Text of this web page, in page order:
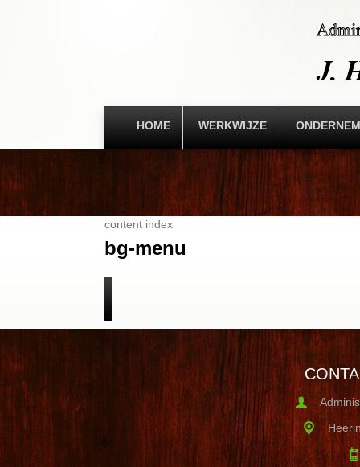
HOME WERKWIJZE
content index
bg-menu